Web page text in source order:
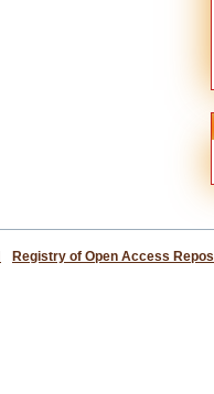
Registry of Open Access